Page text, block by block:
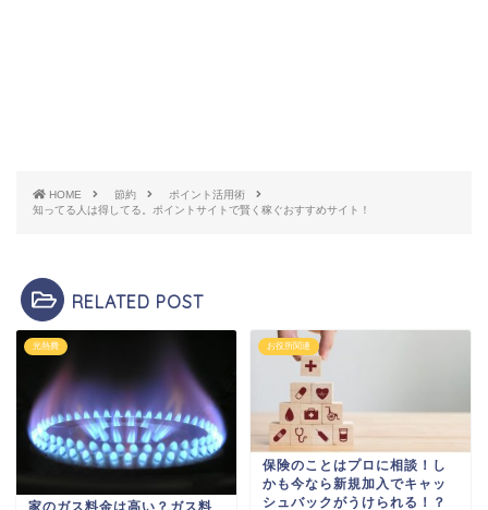
HOME 節約
ポイント活用術
知ってる人は得してる。ポイントサイトで賢く稼ぐおすすめサイト！
RELATED POST
光熱費 お役所関連
保険のことはプロに相談！し
かも今なら新規加入でキャッ
シュバックがうけられる！？